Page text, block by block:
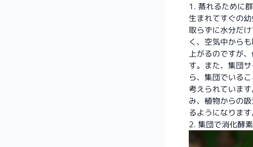
1. 蒸れるために
生まれてすぐの
取らずに水分だ
く、空気中から
上がるのですが
す。また、集団
ら、集団でいる
考えられていま
み、植物からの
るようになります
2. 集団で消化酵